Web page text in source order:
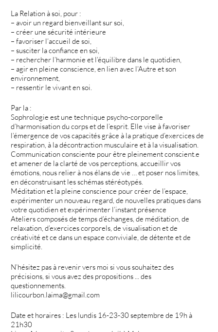
La Relation à soi, pour :
– avoir un regard bienveillant sur soi,
– créer une sécurité intérieure
– favoriser l’accueil de soi,
– susciter la confiance en soi,
– rechercher l’harmonie et l’équilibre dans le quotidien,
– agir en pleine conscience, en lien avec l’Autre et son
environnement,
– ressentir le vivant en soi.
Par la :
Sophrologie est une technique psycho-corporelle
d’harmonisation du corps et de l’esprit. Elle vise à favoriser
l’émergence de vos capacités grâce à la pratique d’exercices de
respiration, à la décontraction musculaire et à la visualisation.
Communication consciente pour être pleinement conscient.e
et amener de la clarté de vos perceptions, accueillir vos
émotions, nous relier à nos élans de vie … et poser nos limites,
en déconstruisant les schémas stéréotypés.
Méditation et la pleine conscience pour créer de l’espace,
expérimenter un nouveau regard, de nouvelles pratiques dans
votre quotidien et expérimenter l’instant présence
Ateliers composés de temps d’échanges, de méditation, de
relaxation, d’exercices corporels, de visualisation et de
créativité et ce dans un espace conviviale, de détente et de
simplicité.
N’hésitez pas à revenir vers moi si vous souhaitez des
précisions, si vous avez des propositions ... des
questionnements.
lilicourbon.laima@gmail.com
Date et horaires : Les lundis 16-23-30 septembre de 19h à
21h30